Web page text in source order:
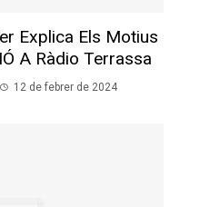
Explica Els Motius
A Ràdio Terrassa
12 de febrer de 2024